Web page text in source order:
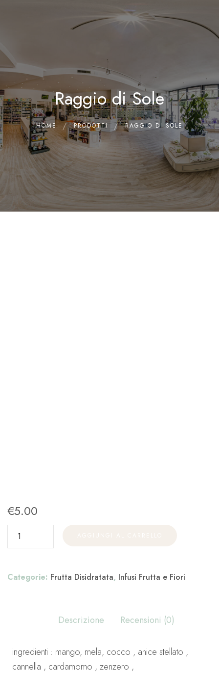
Home
Chi siamo
Il Laboratorio
Shop
Olii Essenziali
Contatti
Raggio di Sole
HOME PRODOTTI RAGGIO DI SOLE
€5.00
Categorie: Frutta Disidratata, Infusi Frutta e Fiori
Descrizione Recensioni (0)
ingredienti : mango, mela, cocco , anice stellato ,
cannella , cardamomo , zenzero ,